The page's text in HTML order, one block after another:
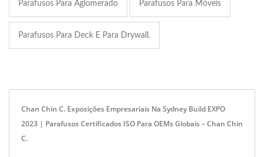
Parafusos Para Aglomerado Parafusos Para Móveis
Parafusos Para Deck E Para Drywall.
Chan Chin C. Exposições Empresariais Na Sydney Build EXPO
2023 | Parafusos Certificados ISO Para OEMs Globais – Chan Chin
C.